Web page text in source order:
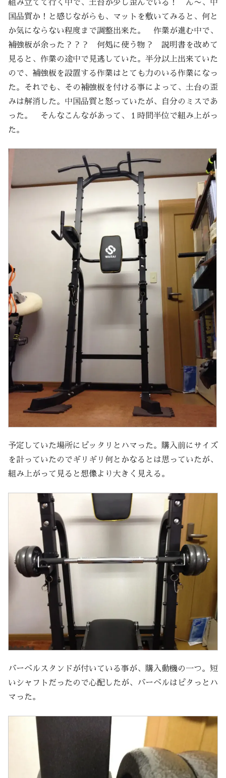
組み立てて行く中で、土台が少し歪んでいる！ ん〜、中
国品質か！と感じながらも、マットを敷いてみると、何と
か気にならない程度まで調整出来た。 作業が進む中で、
補強板が余った？？？ 何処に使う物？ 説明書を改めて
見ると、作業の途中で見逃していた。半分以上出来ていた
ので、補強板を設置する作業はとても力のいる作業になっ
た。それでも、その補強板を付ける事によって、土台の歪
みは解消した。中国品質と怒っていたが、自分のミスであ
った。 そんなこんながあって、１時間半位で組み上がっ
た。
予定していた場所にピッタリとハマった。購入前にサイズ
を計っていたのでギリギリ何とかなるとは思っていたが、
組み上がって見ると想像より大きく見える。
バーベルスタンドが付いている事が、購入動機の一つ。短
いシャフトだったので心配したが、バーベルはピタっとハ
マった。